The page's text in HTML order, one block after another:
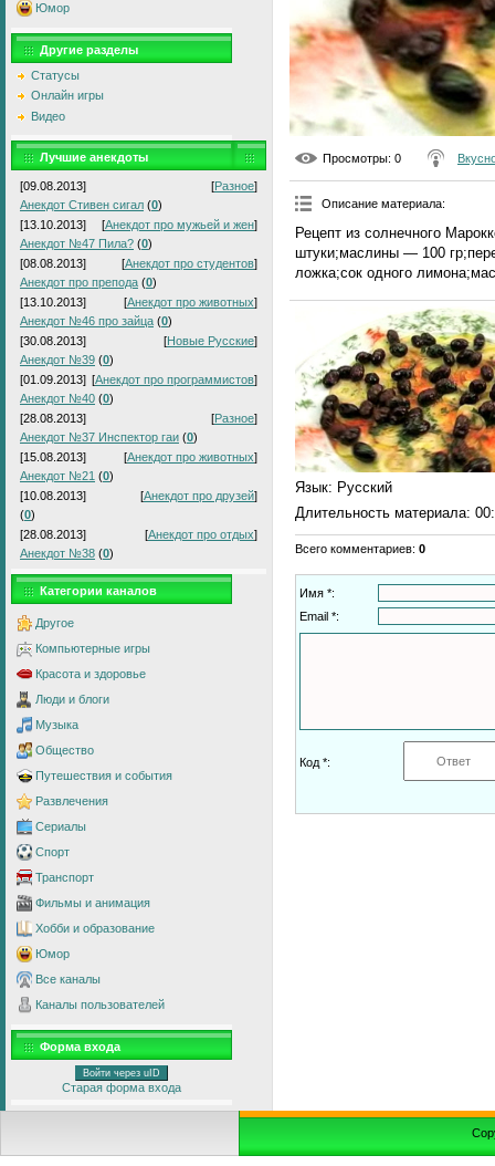
Юмор
Другие разделы
Статусы
Онлайн игры
Видео
Лучшие анекдоты
[09.08.2013] [Разное]
Анекдот Стивен сигал (0)
[13.10.2013]
[Анекдот про мужьей и жен]
Анекдот №47 Пила? (0)
[08.08.2013]
[Анекдот про студентов]
Анекдот про препода (0)
[13.10.2013]
[Анекдот про животных]
Анекдот №46 про зайца (0)
[30.08.2013]
[Новые Русские]
Анекдот №39 (0)
[01.09.2013] [Анекдот про программистов]
Анекдот №40 (0)
[28.08.2013]
[Разное]
Анекдот №37 Инспектор гаи (0)
[15.08.2013]
[Анекдот про животных]
Анекдот №21 (0)
[10.08.2013]
[Анекдот про друзей]
(0)
[28.08.2013]
[Анекдот про отдых]
Анекдот №38 (0)
Категории каналов
Другое
Компьютерные игры
Красота и здоровье
Люди и блоги
Музыка
Общество
Путешествия и события
Развлечения
Сериалы
Спорт
Транспорт
Фильмы и анимация
Хобби и образование
Юмор
Все каналы
Каналы пользователей
Форма входа
Войти через uID
Старая форма входа
Просмотры: 0
Описание материала:
Рецепт из солнечного
штуки;маслины — 100
ложка;сок одного
Язык: Русский
Длительность материала:
Всего комментариев: 0
Имя *:
Email *:
Код *: